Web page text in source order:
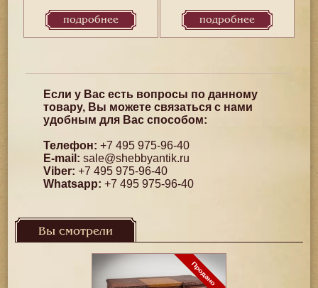
подробнее подробнее
Если у Вас есть вопросы по данному
товару, Вы можете связаться с нами
удобным для Вас способом:
Телефон: +7 495 975-96-40
E-mail: sale@shebbyantik.ru
Viber: +7 495 975-96-40
Whatsapp: +7 495 975-96-40
Вы смотрели